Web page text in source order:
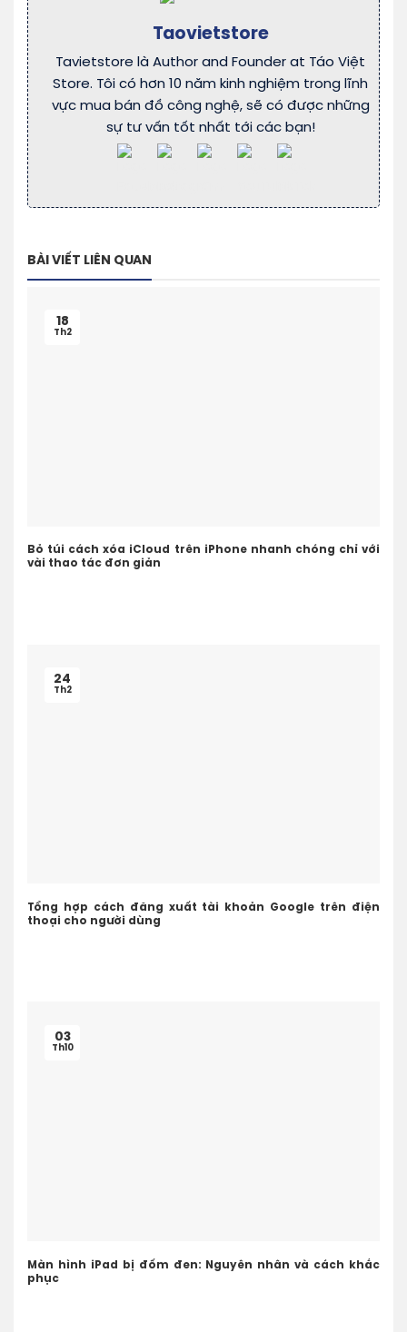
Taovietstore
Tavietstore là Author and Founder at Táo Việt
Store. Tôi có hơn 10 năm kinh nghiệm trong lĩnh
vực mua bán đồ công nghệ, sẽ có được những
sự tư vấn tốt nhất tới các bạn!
BÀI VIẾT LIÊN QUAN
Bỏ túi cách xóa iCloud trên iPhone nhanh chóng chỉ với
vài thao tác đơn giản
18
Th2
Tổng hợp cách đăng xuất tài khoản Google trên điện
thoại cho người dùng
24
Th2
Màn hình iPad bị đốm đen: Nguyên nhân và cách khắc
phục
03
Th10